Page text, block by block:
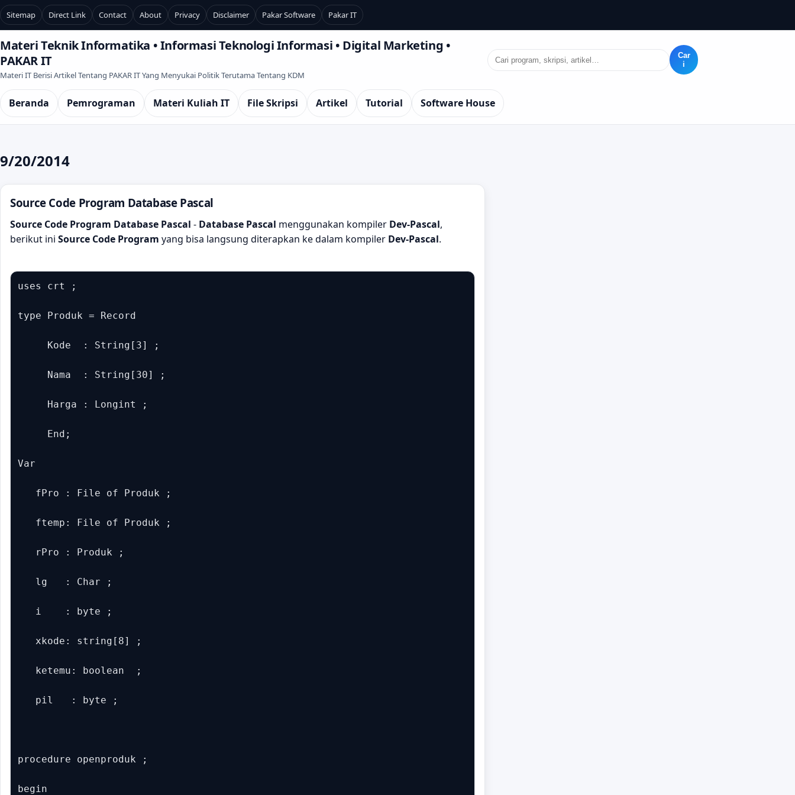
Sitemap Direct Link Contact About Privacy Disclaimer Pakar Software Pakar IT
Materi Teknik Informatika • Informasi Teknologi Informasi • Digital Marketing •
PAKAR IT
Materi IT Berisi Artikel Tentang PAKAR IT Yang Menyukai Politik Terutama Tentang KDM
Car
i
Beranda Pemrograman Materi Kuliah IT File Skripsi Artikel Tutorial Software House
9/20/2014
Source Code Program Database Pascal
Source Code Program Database Pascal - Database Pascal menggunakan kompiler Dev-Pascal,
berikut ini Source Code Program yang bisa langsung diterapkan ke dalam kompiler Dev-Pascal.
uses crt ;
type Produk = Record
Kode  : String[3] ;
Nama  : String[30] ;
Harga : Longint ;
End;
Var
fPro : File of Produk ;
ftemp: File of Produk ;
rPro : Produk ;
lg   : Char ;
i    : byte ;
xkode: string[8] ;
ketemu: boolean  ;
pil   : byte ;
procedure openproduk ;
begin